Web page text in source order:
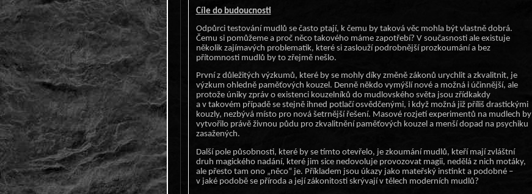
Cíle do budoucnosti
Odpůrci testování mudlů se často ptají, k čemu by taková věc mohla být vlastně dobrá.
Čemu si pomůžeme a proč něco takového máme zapotřebí? V současnosti ale existuje
několik zajímavých problematik, které si zaslouží podrobnější prozkoumání a bez
přítomnosti mudlů by to zřejmě nešlo.
První z důležitých výzkumů, které by se mohly díky změně zákonů urychlit a zkvalitnit, je
výzkum ohledně paměťových kouzel. Denně někdo vymýšlí nové a možná i účinnější, ale
protože úniky zpráv o existenci kouzelníků do mudlovského světa jsou zřídkakdy
a v takovém případě se stejně ihned potlačí osvědčenými, i když možná již příliš drastickými
kouzly, nezbývá místo pro nová šetrnější řešení. Masové rozjetí experimentů na mudlech by
vytvořilo právě živnou půdu pro zkvalitnění paměťových kouzel a menší dopad na psychiku
zasažených.
Další pole působnosti, které by se tímto otevřelo, je zkoumání mudlů, kteří mají zvláštní
druh magického nadání, které jim sice nedovoluje provozovat magii, nedělá z nich motáky,
ale přesto tam ono „něco“ je. Příkladem jsou úkazy jako mateřský instinkt a podobné –
v jaké podobě se příroda a její zákonitosti skrývají v tělech moderních mudlů?